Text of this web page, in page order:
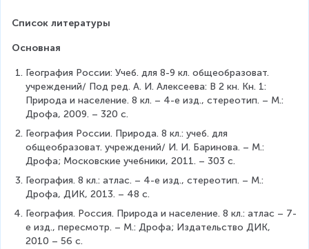
Список литературы
Основная
География России: Учеб. для 8-9 кл. общеобразоват.
учреждений/ Под ред. А. И. Алексеева: В 2 кн. Кн. 1:
Природа и население. 8 кл. – 4-е изд., стереотип. – М.:
Дрофа, 2009. – 320 с.
География России. Природа. 8 кл.: учеб. для
общеобразоват. учреждений/ И. И. Баринова. – М.:
Дрофа; Московские учебники, 2011. – 303 с.
География. 8 кл.: атлас. – 4-е изд., стереотип. – М.:
Дрофа, ДИК, 2013. – 48 с.
География. Россия. Природа и население. 8 кл.: атлас – 7-
е изд., пересмотр. – М.: Дрофа; Издательство ДИК,
2010 – 56 с.